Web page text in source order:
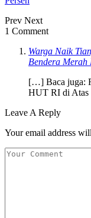
Prev Next
1 Comment
Warga Naik
Bendera
[…] Baca juga:
HUT RI di
Leave A Reply
Your email address